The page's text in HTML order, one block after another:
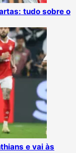
tudo sobre o
e vai às